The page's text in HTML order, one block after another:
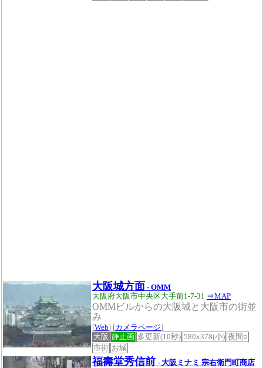
大阪城方面 - OMM
大阪府大阪市中央区大手前1-7-31 ⇒MAP
OMMビルからの大阪城と大阪市の街並
み
[Web] [カメラページ]
大阪 静止画 多更新(10秒) 580x378(小) 夜間○
市街 お城
福壽堂秀信前 - 大阪ミナミ 宗右衛門町商店